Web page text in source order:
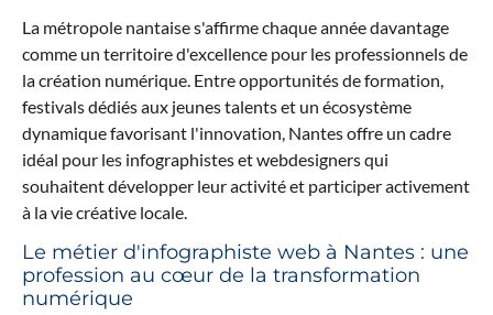
La métropole nantaise s'affirme chaque année davantage
comme un territoire d'excellence pour les professionnels de
la création numérique. Entre opportunités de formation,
festivals dédiés aux jeunes talents et un écosystème
dynamique favorisant l'innovation, Nantes offre un cadre
idéal pour les infographistes et webdesigners qui
souhaitent développer leur activité et participer activement
à la vie créative locale.
Le métier d'infographiste web à Nantes : une
profession au cœur de la transformation
numérique